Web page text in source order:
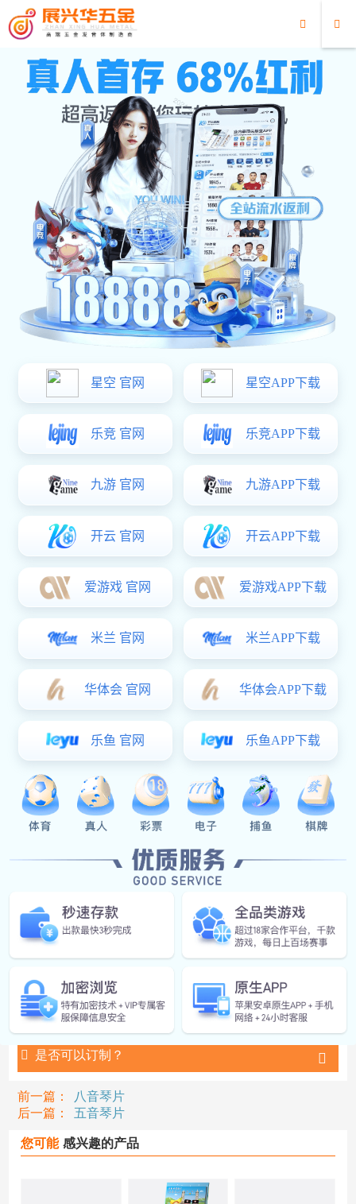
超凡国际
超凡国际/五金琴片/三音琴片
材质：
音域： C1-E1
音调：
音准： A=440HZ 正负10
适用产品：
超凡国际:户外敲击乐器发音体 玩具 琴片 琴片电镀
是否可以订制？
前一篇：
八音琴片
后一篇：
五音琴片
您可能 感兴趣的产品